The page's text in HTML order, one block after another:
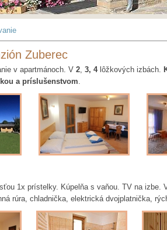
Zuberec
v apartmánoch. V 2, 3, 4lôžkových izbách.
a príslušenstvom.
1x prístelky. Kúpelňa s vaňou. TV na izbe.
rúra, chladnička, elektrická dvojplatnička,